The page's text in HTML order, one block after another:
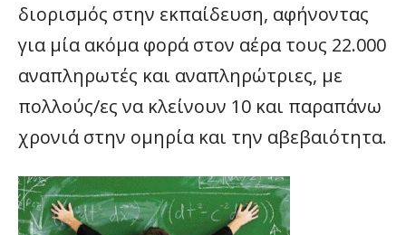
διορισμός στην εκπαίδευση, αφήνοντας
για μία ακόμα φορά στον αέρα τους 22.000
αναπληρωτές και αναπληρώτριες, με
πολλούς/ες να κλείνουν 10 και παραπάνω
χρονιά στην ομηρία και την αβεβαιότητα.